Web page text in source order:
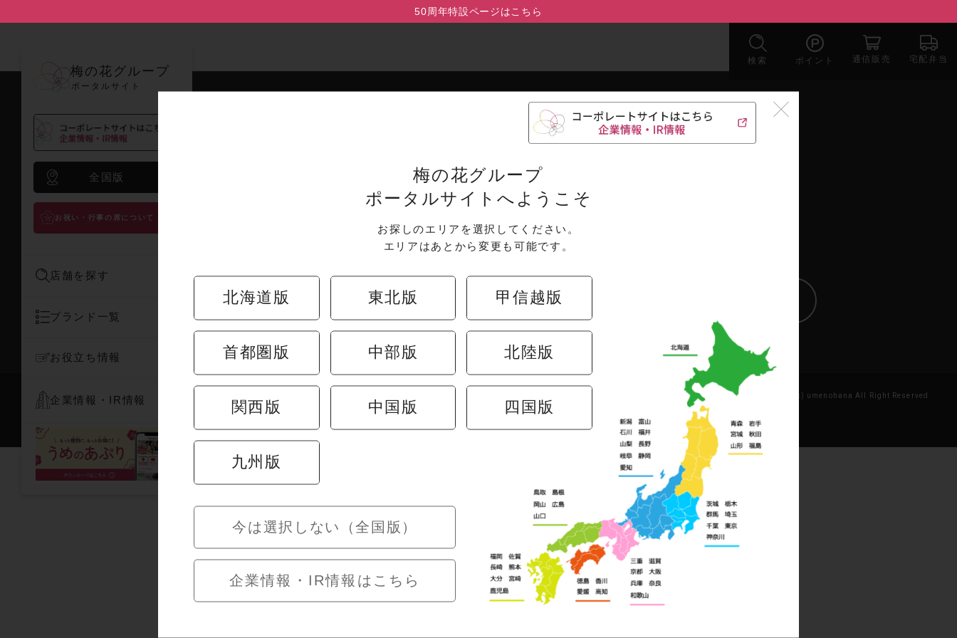
50周年特設ページはこちら
梅の花グループ
ポータルサイト
全国版
お祝い・行事の席について
店舗を探す
ブランド一覧
お役立ち情報
企業情報・IR情報
梅の花グループ
ポータルサイトへようこそ
お探しのエリアを選択してください。
エリアはあとから変更も可能です。
北海道版 東北版 甲信越版
首都圏版 中部版 北陸版
関西版 中国版 四国版
九州版
今は選択しない（全国版）
企業情報・IR情報はこちら
検索 ポイント 通信販売 宅配弁当
月次売上情報
公告
株主優待制度
お知らせ
採用情報
Copyright (c) umenohana All Right Reserved